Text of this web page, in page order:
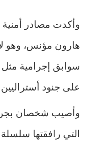
وأكدت مصادر
هارون مؤنس، وهو
سوابق إجرامية
على جنود
وأصيب شخصان
التي رافقتها